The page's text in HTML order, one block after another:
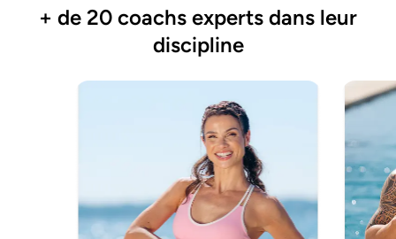
+ de 20 coachs experts dans leur
discipline